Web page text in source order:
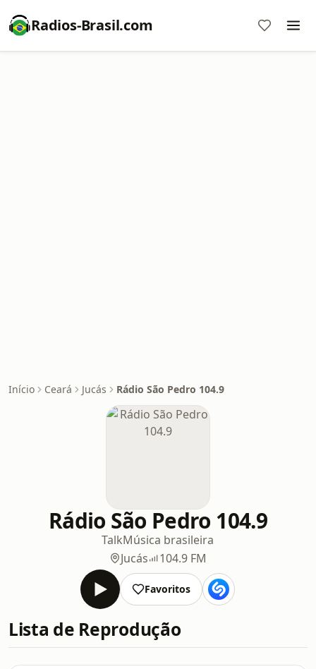
Radios-Brasil.com
Início Ceará Jucás Rádio São Pedro 104.9
Rádio São Pedro 104.9
TalkMúsica brasileira
Jucás
104.9 FM
Favoritos
Lista de Reprodução